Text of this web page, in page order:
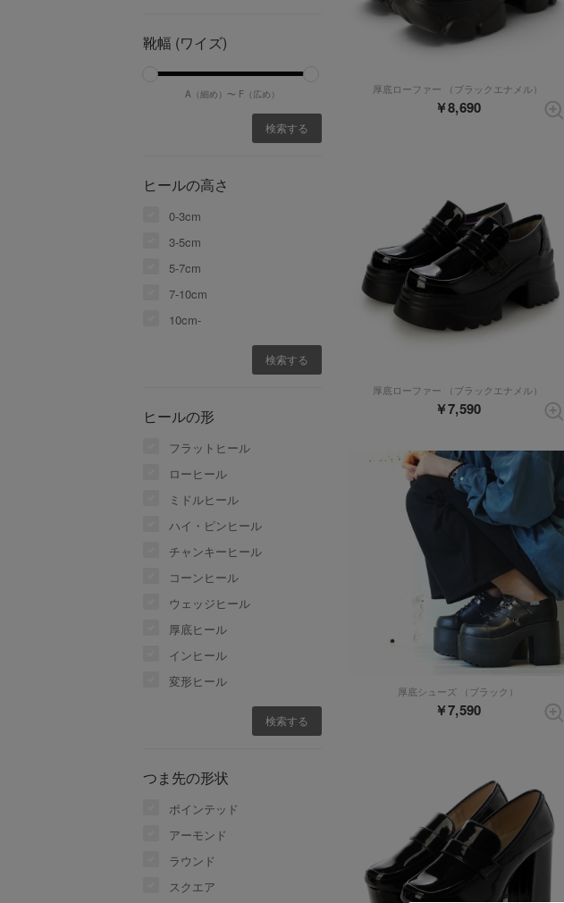
靴幅 (ワイズ)
A（細め）〜 F（広め）
ヒールの高さ
0-3cm
3-5cm
5-7cm
7-10cm
10cm-
ヒールの形
フラットヒール
ローヒール
ミドルヒール
ハイ・ピンヒール
チャンキーヒール
コーンヒール
ウェッジヒール
厚底ヒール
インヒール
変形ヒール
つま先の形状
ポインテッド
アーモンド
ラウンド
スクエア
厚底ローファー （ブラックエナメル）
￥8,690
厚底ローファー （ブラックエナメル）
￥7,590
厚底シューズ （ブラック）
￥7,590